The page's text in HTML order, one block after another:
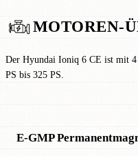
MOTOREN-
Der Hyundai Ioniq 6 CE ist mit
PS bis 325 PS.
E-GMP